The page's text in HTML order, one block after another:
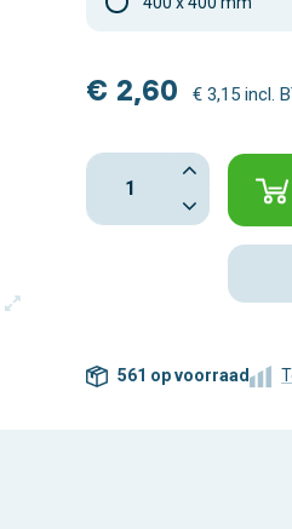
€ 2,60 € 3,15 incl.
561 op voorraad